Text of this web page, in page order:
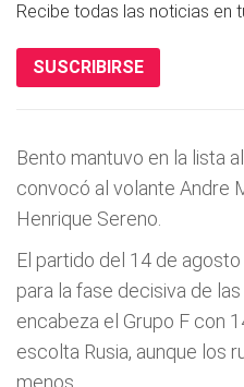
Recibe todas las noticias en
SUSCRIBIRSE
Bento mantuvo en la lista
convocó al volante Andre
Henrique Sereno.
El partido del 14 de
para la fase decisiva de
encabeza el Grupo F con
escolta Rusia, aunque los
menos.